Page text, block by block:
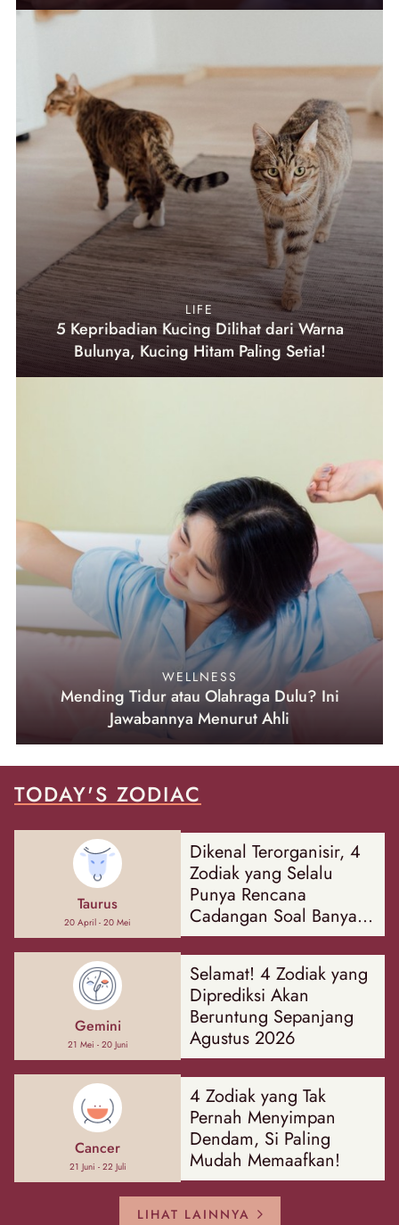
LIFE
5 Kepribadian Kucing Dilihat dari Warna
Bulunya, Kucing Hitam Paling Setia!
WELLNESS
Mending Tidur atau Olahraga Dulu? Ini
Jawabannya Menurut Ahli
TODAY'S ZODIAC
Taurus
20 April - 20 Mei
Dikenal Terorganisir, 4
Zodiak yang Selalu
Punya Rencana
Cadangan Soal Banyak
Hal
Gemini
21 Mei - 20 Juni
Selamat! 4 Zodiak yang
Diprediksi Akan
Beruntung Sepanjang
Agustus 2026
Cancer
21 Juni - 22 Juli
4 Zodiak yang Tak
Pernah Menyimpan
Dendam, Si Paling
Mudah Memaafkan!
LIHAT LAINNYA